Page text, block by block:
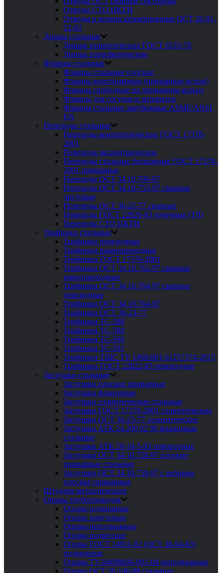
Отводы СТО ЦКТИ
Отводы и колена штампованные ОСТ 26-01-
22-82
Днища стальные
Днища эллиптические ГОСТ 6533-78
Днища торосферические
Фланцы стальные
Фланцы стальные плоские
Фланцы воротниковые (приварные встык)
Фланцы свободные на приварном кольце
Фланцы для сосудов и аппаратов
Фланцы стальные зарубежные ASME/ANSI,
EN
Переходы стальные
Переходы концентрические ГОСТ 17378-
2001
Переходы эксцентрические
Переходы стальные бесшовные ГОСТ 17378-
2001 приварные
Переходы ОСТ 34.10.700-97
Переходы ОСТ 34.10-753-97 сварные
листовые
Переходы ОСТ 36-22-77 сварные
Переходы ГОСТ 22826-83 точечные (ТД)
Переходы СТО ЦКТИ
Тройники стальные
Тройники переходные
Тройники равнопроходные
Тройники ГОСТ 17376-2001
Тройники ОСТ 34 10.762-97 сварные
равнопроходные
Тройники ОСТ 34 10.764-97 сварные
переходные
Тройники ОСТ 34 10.764-97
Тройники ОСТ 36-23-77
Тройники ТС-588
Тройники ТС-589
Тройники ТС-590
Тройники ТС-591
Тройники ТШС ТУ 1468-001-61257374-2015
Тройники ГОСТ 22822-83 переходные
Заглушки стальные
Заглушки плоские приварные
Заглушки фланцевые
Заглушки эллиптические стальные
Заглушки ГОСТ 17379-2001 эллиптические
Заглушки ОСТ 36-25-77 эллиптические
Заглушки АТК 24.200 02 90 фланцевые
стальные
Заглушки АТК 26-18-5-93 поворотные
Заглушки ОСТ 34 10.758-97 плоские
приварные стальные
Заглушки ОСТ 34 10.759-97 с ребрами
плоские приварные
Штуцера металлические
Опоры трубопроводов
Опоры подвижные
Опоры хомутовые
Опоры неподвижные
Опоры подвесные
Опоры ГОСТ 14911-82 (ОСТ 36-94-83)
подвижные
Опоры ТУ-04698606-001-04 неподвижные
Опоры ОСТ 36-146-88 стальных